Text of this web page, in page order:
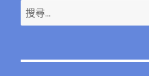
頁
搜
尋
鍵